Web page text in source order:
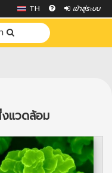
TH เข้าสู่ระบบ
งแวดล้อม
Next